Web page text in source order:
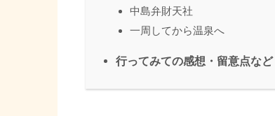
中島弁財天社
一周してから温泉へ
行ってみての感想・留意点など